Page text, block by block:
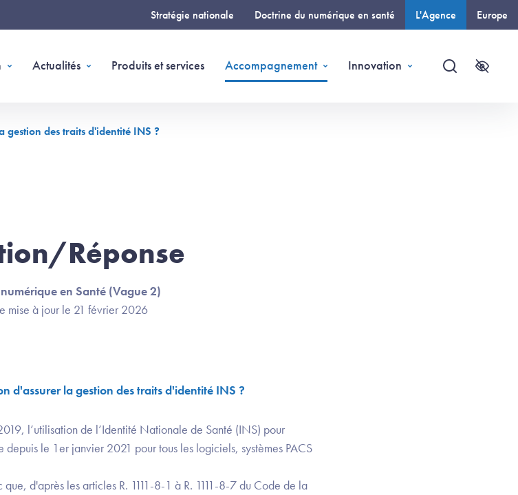
Stratégie nationale Doctrine du numérique en santé L'Agence Europe
Actualités Produits et services Accompagnement Innovation
Recherche
gestion des traits d'identité INS ?
Réponse
en Santé (Vague 2)
mise à jour le 21 février 2026
d'assurer la gestion des traits d'identité INS ?
l’utilisation de l’Identité Nationale de Santé (INS) pour
le 1er janvier 2021 pour tous les logiciels, systèmes PACS
d'après les articles R. 1111-8-1 à R. 1111-8-7 du Code de la